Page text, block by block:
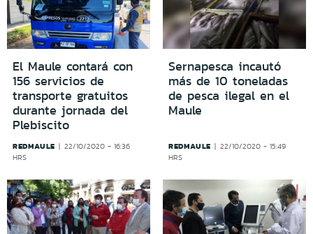
El Maule contará con
156 servicios de
transporte gratuitos
durante jornada del
Plebiscito
REDMAULE
22/10/2020 - 16:36
HRS
Sernapesca incautó
más de 10 toneladas
de pesca ilegal en el
Maule
REDMAULE
22/10/2020 - 15:49
HRS